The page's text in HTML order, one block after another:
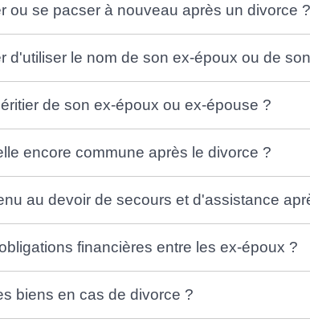
ou se pacser à nouveau après un divorce ?
d'utiliser le nom de son ex-époux ou de
de son ex-époux ou ex-épouse ?
encore commune après le divorce ?
au devoir de secours et d'assistance
financières entre les ex-époux ?
biens en cas de divorce ?